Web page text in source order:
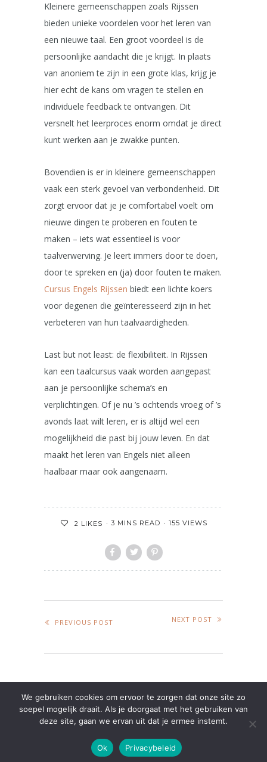
Kleinere gemeenschappen zoals Rijssen
bieden unieke voordelen voor het leren van
een nieuwe taal. Een groot voordeel is de
persoonlijke aandacht die je krijgt. In plaats
van anoniem te zijn in een grote klas, krijg je
hier echt de kans om vragen te stellen en
individuele feedback te ontvangen. Dit
versnelt het leerproces enorm omdat je direct
kunt werken aan je zwakke punten.
Bovendien is er in kleinere gemeenschappen
vaak een sterk gevoel van verbondenheid. Dit
zorgt ervoor dat je je comfortabel voelt om
nieuwe dingen te proberen en fouten te
maken – iets wat essentieel is voor
taalverwerving. Je leert immers door te doen,
door te spreken en (ja) door fouten te maken.
Cursus Engels Rijssen biedt een lichte koers
voor degenen die geïnteresseerd zijn in het
verbeteren van hun taalvaardigheden.
Last but not least: de flexibiliteit. In Rijssen
kan een taalcursus vaak worden aangepast
aan je persoonlijke schema’s en
verplichtingen. Of je nu ’s ochtends vroeg of ’s
avonds laat wilt leren, er is altijd wel een
mogelijkheid die past bij jouw leven. En dat
maakt het leren van Engels niet alleen
haalbaar maar ook aangenaam.
2 LIKES 3 MINS READ 155 VIEWS
PREVIOUS POST NEXT POST
Je moet ingelogd zijn opom een reactie te
We gebruiken cookies om ervoor te zorgen dat onze site zo
soepel mogelijk draait. Als je doorgaat met het gebruiken van
deze site, gaan we ervan uit dat je ermee instemt.
Ok Privacybeleid